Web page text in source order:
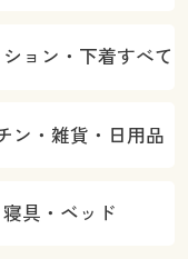
ョン・下着すべて
ン・雑貨・日用品
寝具・ベッド